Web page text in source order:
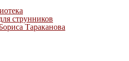
струнников
Тараканова